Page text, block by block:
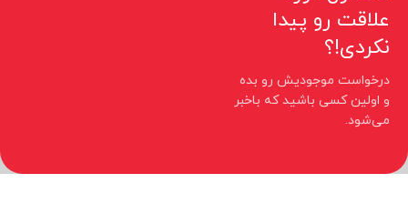
علاقت رو پیدا
نکردی!؟
درخواست موجودیش رو بده
و اولین کسی باشید که باخبر
می‌شود.